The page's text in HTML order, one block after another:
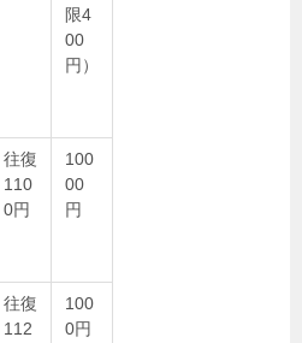
限4
00
円）
往復
110
0円
100
00
円
往復
112
100
0円